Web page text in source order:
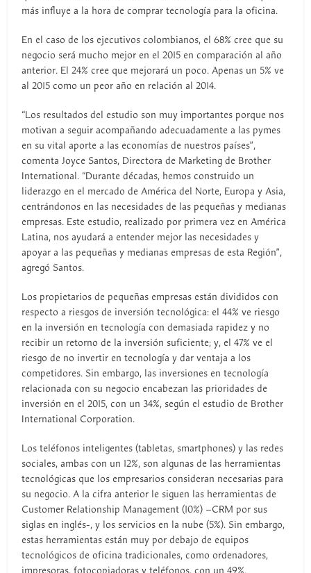
más influye a la hora de comprar tecnología para la oficina.
En el caso de los ejecutivos colombianos, el 68% cree que su
negocio será mucho mejor en el 2015 en comparación al año
anterior. El 24% cree que mejorará un poco. Apenas un 5% ve
al 2015 como un peor año en relación al 2014.
“Los resultados del estudio son muy importantes porque nos
motivan a seguir acompañando adecuadamente a las pymes
en su vital aporte a las economías de nuestros países”,
comenta Joyce Santos, Directora de Marketing de Brother
International. “Durante décadas, hemos construido un
liderazgo en el mercado de América del Norte, Europa y Asia,
centrándonos en las necesidades de las pequeñas y medianas
empresas. Este estudio, realizado por primera vez en América
Latina, nos ayudará a entender mejor las necesidades y
apoyar a las pequeñas y medianas empresas de esta Región”,
agregó Santos.
Los propietarios de pequeñas empresas están divididos con
respecto a riesgos de inversión tecnológica: el 44% ve riesgo
en la inversión en tecnología con demasiada rapidez y no
recibir un retorno de la inversión suficiente; y, el 47% ve el
riesgo de no invertir en tecnología y dar ventaja a los
competidores. Sin embargo, las inversiones en tecnología
relacionada con su negocio encabezan las prioridades de
inversión en el 2015, con un 34%, según el estudio de Brother
International Corporation.
Los teléfonos inteligentes (tabletas, smartphones) y las redes
sociales, ambas con un 12%, son algunas de las herramientas
tecnológicas que los empresarios consideran necesarias para
su negocio. A la cifra anterior le siguen las herramientas de
Customer Relationship Management (10%) –CRM por sus
siglas en inglés-, y los servicios en la nube (5%). Sin embargo,
estas herramientas están muy por debajo de equipos
tecnológicos de oficina tradicionales, como ordenadores,